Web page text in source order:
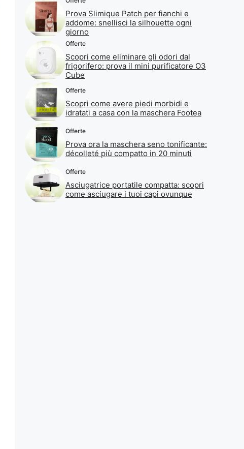
Prova Slimique Patch per fianchi e
addome: snellisci la silhouette ogni
giorno
Offerte
Scopri come eliminare gli odori dal
frigorifero: prova il mini purificatore O3
Cube
Offerte
Scopri come avere piedi morbidi e
idratati a casa con la maschera Footea
Offerte
Prova ora la maschera seno tonificante:
décolleté più compatto in 20 minuti
Offerte
Asciugatrice portatile compatta: scopri
come asciugare i tuoi capi ovunque